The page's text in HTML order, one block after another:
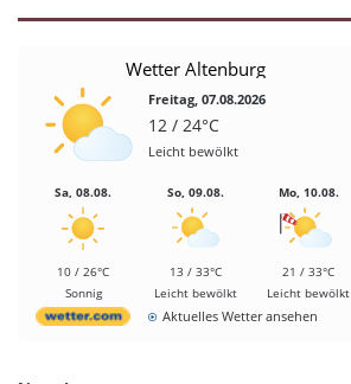
Wetter Altenburg
Freitag, 07.08.2026
12 / 24°C
Leicht bewölkt
Sa, 08.08.
10 / 26°C
Sonnig
So, 09.08.
13 / 33°C
Leicht bewölkt
Mo, 10.08.
21 / 33°C
Leicht bewölkt
Aktuelles Wetter ansehen